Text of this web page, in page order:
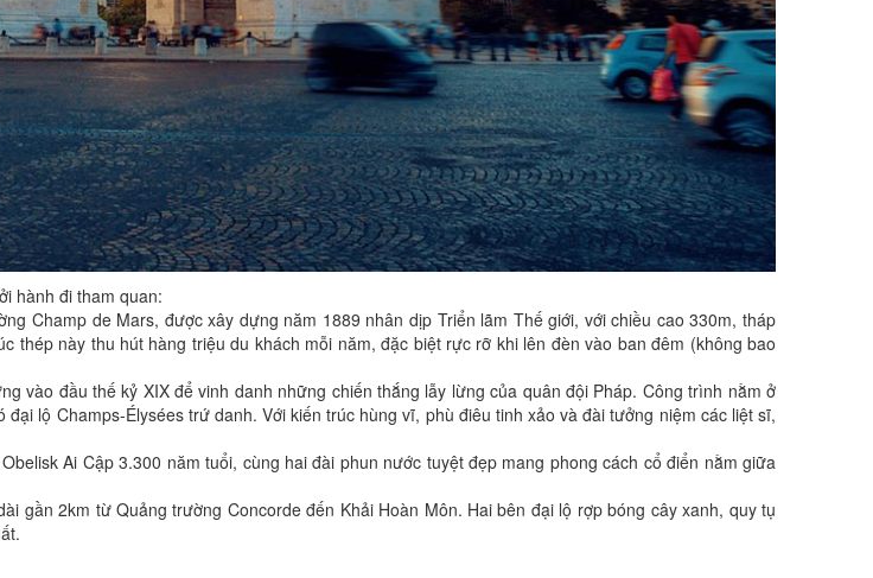
hành đi tham quan:
Champ de Mars, được xây dựng năm 1889 nhân dịp Triển lãm Thế giới, với chiều cao 330m, tháp
thép này thu hút hàng triệu du khách mỗi năm, đặc biệt rực rỡ khi lên đèn vào ban đêm (không bao
vào đầu thế kỷ XIX để vinh danh những chiến thắng lẫy lừng của quân đội Pháp. Công trình nằm ở
lộ Champs-Élysées trứ danh. Với kiến trúc hùng vĩ, phù điêu tinh xảo và đài tưởng niệm các liệt sĩ,
Ai Cập 3.300 năm tuổi, cùng hai đài phun nước tuyệt đẹp mang phong cách cổ điển nằm giữa
gần 2km từ Quảng trường Concorde đến Khải Hoàn Môn. Hai bên đại lộ rợp bóng cây xanh, quy tụ